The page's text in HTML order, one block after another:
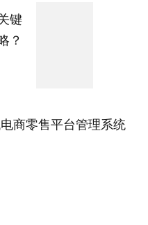
键
？
商零售平台管理系统